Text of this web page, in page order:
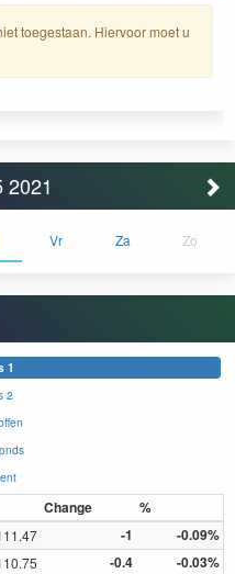
toegestaan. Hiervoor moet u
2021
Vr Za Zo
1
2
Change
%
-1
-0.09%
-0.4
-0.03%